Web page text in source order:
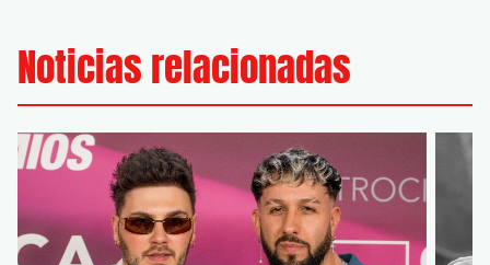
Noticias relacionadas